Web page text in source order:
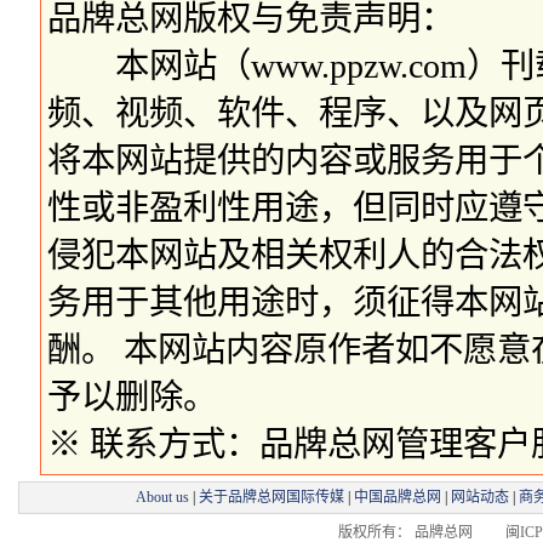
品牌总网版权与免责声明：
本网站（www.ppzw.com）刊
频、视频、软件、程序、以及网
将本网站提供的内容或服务用于
性或非盈利性用途，但同时应遵
侵犯本网站及相关权利人的合法
务用于其他用途时，须征得本网
酬。 本网站内容原作者如不愿
予以删除。
※ 联系方式：品牌总网管理客户
About us | 关于品牌总网国际传媒 | 中国品牌总网 | 网站动态 | 商
版权所有： 品牌总网 闽ICP